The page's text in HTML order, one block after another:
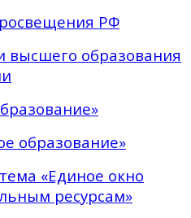
РФ
высшего образования
образование»
«Единое окно
ресурсам»